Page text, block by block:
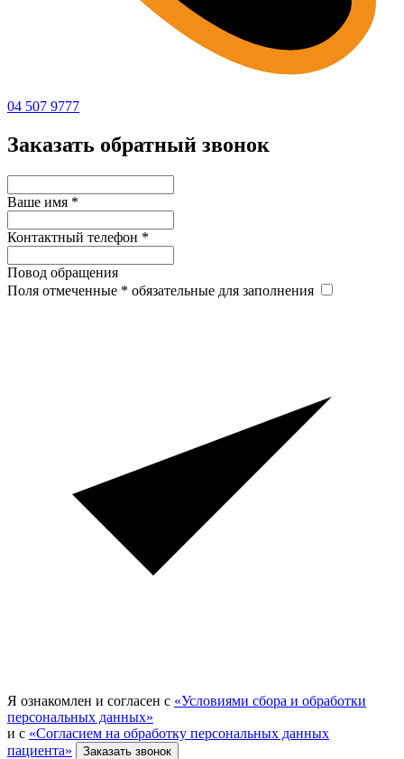
04 507 9777
Заказать обратный звонок
Ваше имя *
Контактный телефон *
Повод обращения
Поля отмеченные * обязательные для заполнения
Я ознакомлен и согласен с «Условиями сбора и обработки
персональных данных»
и с «Согласием на обработку персональных данных
пациента»
Заказать звонок